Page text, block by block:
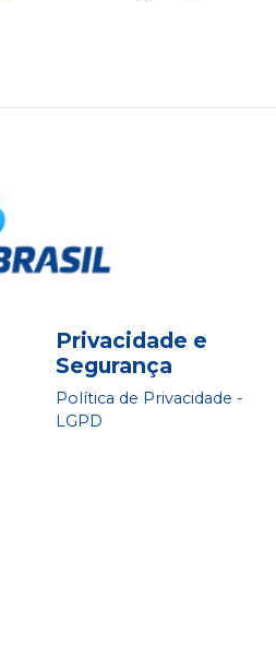
Privacidade e
Segurança
Política de Privacidade -
LGPD